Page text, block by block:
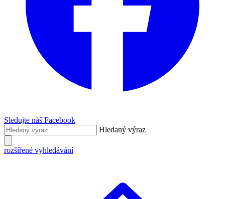
Sledujte náš Facebook
Hledaný výraz
rozšířené vyhledávání